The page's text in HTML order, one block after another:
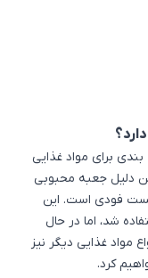
برای مواد غذایی
دلیل جعبه محبوبی
فودی است. این
شد، اما در حال
غذایی دیگر نیز
کرد.